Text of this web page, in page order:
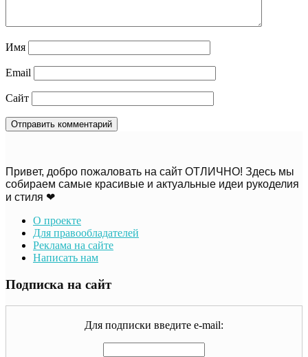
Имя
Email
Сайт
Привет, добро пожаловать на сайт ОТЛИЧНО! Здесь мы
собираем самые красивые и актуальные идеи рукоделия
и стиля ❤
О проекте
Для правообладателей
Реклама на сайте
Написать нам
Подписка на сайт
Для подписки введите e-mail: